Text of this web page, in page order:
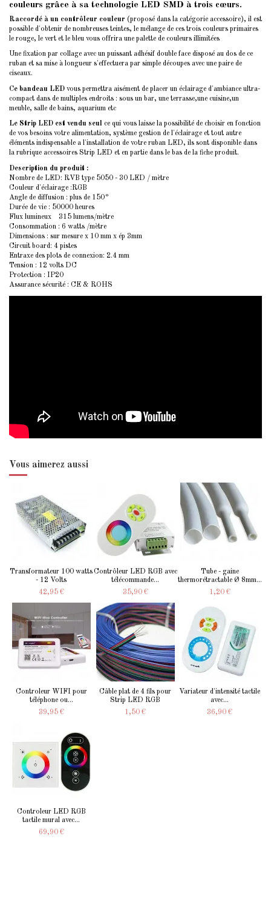
couleurs grâce à sa technologie LED SMD à trois cœurs.
Raccordé à un contrôleur couleur (proposé dans la catégorie accessoire), il est
possible d'obtenir de nombreuses teintes, le mélange de ces trois couleurs primaires
le rouge, le vert et le bleu vous offrira une palette de couleurs illimitées
Une fixation par collage avec un puissant adhésif double face disposé au dos de ce
ruban et sa mise à longueur s'effectuera par simple découpes avec une paire de
ciseaux.
Ce bandeau LED vous permettra aisément de placer un éclairage d'ambiance ultra-
compact dans de multiples endroits : sous un bar, une terrasse,une cuisine,un
meuble, salle de bains, aquarium etc
Le Strip LED est vendu seul ce qui vous laisse la possibilité de choisir en fonction
de vos besoins votre alimentation, système gestion de l'éclairage et tout autre
éléments indispensable a l'installation de votre ruban LED, ils sont disponible dans
la rubrique accessoires Strip LED et en partie dans le bas de la fiche produit.
Description du produit :
Nombre de LED: RVB type 5050 - 30 LED / mètre
Couleur d'éclairage :RGB
Angle de diffusion : plus de 150°
Durée de vie : 50000 heures
Flux lumineux 315 lumens/mètre
Consommation : 6 watts /mètre
Dimensions : sur mesure x 10 mm x ép 3mm
Circuit board: 4 pistes
Entraxe des plots de connexion: 2.4 mm
Tension : 12 volts DC
Protection : IP20
Assurance sécurité : CE & ROHS
Vous aimerez aussi
Transformateur 100 watts
- 12 Volts
42,95 €
Contrôleur LED RGB avec
télécommande...
35,90 €
Tube - gaine
thermorétractable Ø 8mm...
1,20 €
Controleur WIFI pour
téléphone ou...
39,95 €
Câble plat de 4 fils pour
Strip LED RGB
1,50 €
Variateur d'intensité tactile
avec...
36,90 €
Controleur LED RGB
tactile mural avec...
69,90 €